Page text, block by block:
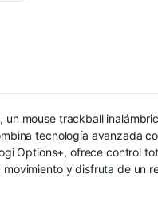
mouse trackball
tecnología avanzada
Options+, ofrece control
y disfruta de un